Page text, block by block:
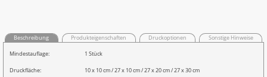
Beschreibung Produkteigenschaften Druckoptionen Sonstige Hinweise
Mindestauflage: 1 Stück
Druckfläche: 10 x 10 cm / 27 x 10 cm / 27 x 20 cm / 27 x 30 cm